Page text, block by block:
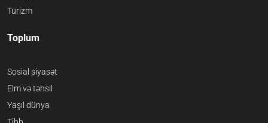
Turizm
Toplum
Sosial siyasət
Elm və təhsil
Yaşıl dünya